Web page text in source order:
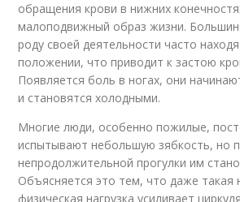
обращения крови в нижних
малоподвижный образ жизни.
роду своей деятельности часто
положении, что приводит к застою
Появляется боль в ногах, они
и становятся холодными.
Многие люди, особенно пожилые,
испытывают небольшую зябкость, но
непродолжительной прогулки им
Объясняется это тем, что даже такая
физическая нагрузка усиливает